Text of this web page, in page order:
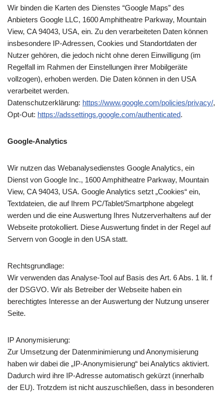
Wir binden die Karten des Dienstes “Google Maps” des
Anbieters Google LLC, 1600 Amphitheatre Parkway, Mountain
View, CA 94043, USA, ein. Zu den verarbeiteten Daten können
insbesondere IP-Adressen, Cookies und Standortdaten der
Nutzer gehören, die jedoch nicht ohne deren Einwilligung (im
Regelfall im Rahmen der Einstellungen ihrer Mobilgeräte
vollzogen), erhoben werden. Die Daten können in den USA
verarbeitet werden.
Datenschutzerklärung: https://www.google.com/policies/privacy/,
Opt-Out: https://adssettings.google.com/authenticated.
Google-Analytics
Wir nutzen das Webanalysedienstes Google Analytics, ein
Dienst von Google Inc., 1600 Amphitheatre Parkway, Mountain
View, CA 94043, USA. Google Analytics setzt „Cookies“ ein,
Textdateien, die auf Ihrem PC/Tablet/Smartphone abgelegt
werden und die eine Auswertung Ihres Nutzerverhaltens auf der
Webseite protokolliert. Diese Auswertung findet in der Regel auf
Servern von Google in den USA statt.
Rechtsgrundlage:
Wir verwenden das Analyse-Tool auf Basis des Art. 6 Abs. 1 lit. f
der DSGVO. Wir als Betreiber der Webseite haben ein
berechtigtes Interesse an der Auswertung der Nutzung unserer
Seite.
IP Anonymisierung:
Zur Umsetzung der Datenminimierung und Anonymisierung
haben wir dabei die „IP-Anonymisierung“ bei Analytics aktiviert.
Dadurch wird ihre IP-Adresse automatisch gekürzt (innerhalb
der EU). Trotzdem ist nicht auszuschließen, dass in besonderen